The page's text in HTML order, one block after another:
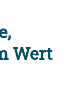
Wert